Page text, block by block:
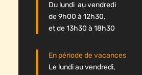
Du lundi au vendredi
de 9h00 à 12h30,
et de 13h30 à 18h30
En période de vacances
Le lundi au vendredi,